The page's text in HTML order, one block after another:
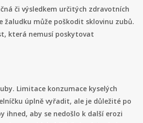
či výsledkem určitých zdravotních
žaludku může poškodit sklovinu zubů.
která nemusí poskytovat
Limitace konzumace kyselých
úplně vyřadit, ale je důležité po
ihned, aby se nedošlo k další erozi